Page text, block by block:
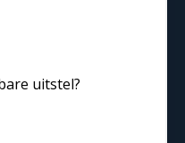
uitstel?